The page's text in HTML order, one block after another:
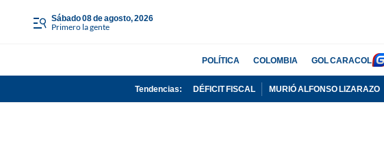
sábado 08 de agosto, 2026
Primero la gente
POLÍTICA COLOMBIA GOL CARACOL
Tendencias: DÉFICIT FISCAL MURIÓ ALFONSO LIZARAZO